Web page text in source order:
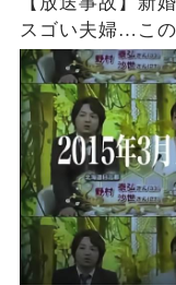
スゴい夫婦…こ